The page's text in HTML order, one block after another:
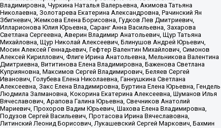
Владимировна, Чуркина Наталья Валерьевна, Акимова Татьяна
Николаевна, Золотарева Екатерина Александровна, Рачинский Ян
Збигневич, Жемкова Елена Борисовна, Гудков Лев Дмитриевич,
Илларионова Юлия Юрьевна, Саранг Анна Васильевна, Захарова
Светлана Сергеевна, Аверин Владимир Анатольевич, Щур Татьяна
Михайловна, Щур Николай Алексеевич, Блинушов Андрей Юрьевич,
Мосин Алексей Геннадьевич, Гефтер Валентин Михайлович, Симонов
Алексей Кириллович, Флиге Ирина Анатольевна, Мельникова Валентина
Дмитриевна, Вититинова Елена Владимировна, Баженова Светлана
Куприяновна, Максимов Сергей Владимирович, Беляев Сергей
Иванович, Голубева Елена Николаевна, Ганнушкина Светлана
Алексеевна, Закс Елена Владимировна, Буртина Елена Юрьевна, Гендель
Людмила Залмановна, Кокорина Екатерина Алексеевна, Шуманов Илья
Вячеславович, Арапова Галина Юрьевна, Свечников Анатолий
Мариевич, Прохоров Вадим Юрьевич, Шахова Елена Владимировна,
Подузов Сергей Васильевич, Протасова Ирина Вячеславовна,
Литинский Леонид Борисович, Лукашевский Сергей Маркович, Бахмин